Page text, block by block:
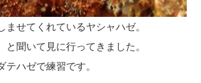
せてくれているヤシャハゼ。
聞いて見に行ってきました。
ハゼで練習です。